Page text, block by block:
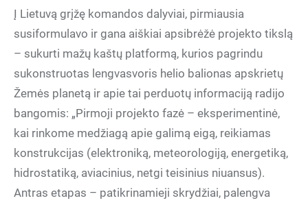
Į Lietuvą grįžę komandos dalyviai, pirmiausia
susiformulavo ir gana aiškiai apsibrėžė projekto tikslą
– sukurti mažų kaštų platformą, kurios pagrindu
sukonstruotas lengvasvoris helio balionas apskrietų
Žemės planetą ir apie tai perduotų informaciją radijo
bangomis: „Pirmoji projekto fazė – eksperimentinė,
kai rinkome medžiagą apie galimą eigą, reikiamas
konstrukcijas (elektroniką, meteorologiją, energetiką,
hidrostatiką, aviacinius, netgi teisinius niuansus).
Antras etapas – patikrinamieji skrydžiai, palengva